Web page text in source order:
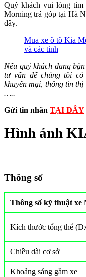
Quý khách vui lòng tìm
Morning trả góp tại Hà
đây.
Mua xe ô tô Kia
và các tỉnh
Nếu quý khách đang
tư vấn để chúng tôi
khuyến mại, thông tin
…..
Gửi tin nhắn TẠI ĐÂY
Hình ảnh
Thông số
Thông số kỹ thuật xe
Kích thước tổng thể
Chiều dài cơ sở
Khoảng sáng gầm xe